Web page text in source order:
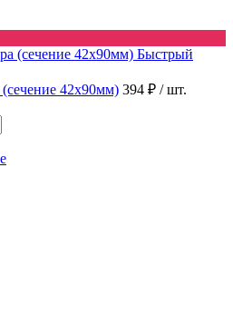
Быстрый
(сечение 42x90мм) 394 ₽ / шт.